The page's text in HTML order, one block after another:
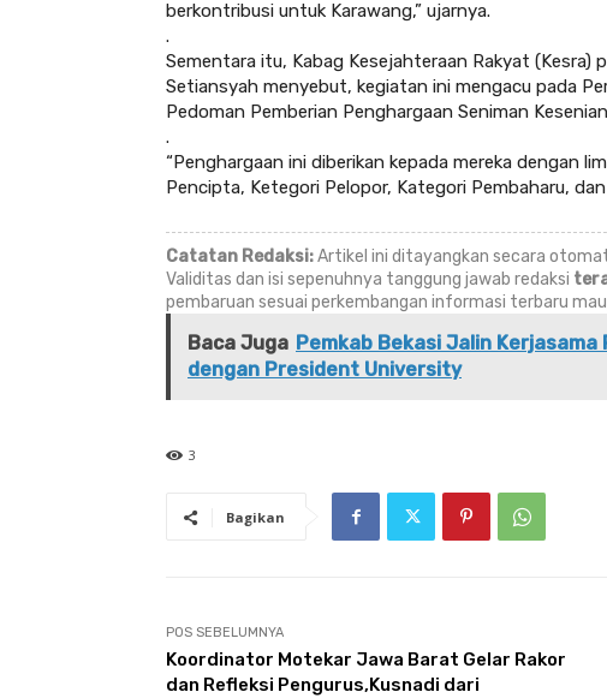
berkontribusi untuk Karawang,” ujarnya.
.
Sementara itu, Kabag Kesejahteraan Rakyat (Kesra)
Setiansyah menyebut, kegiatan ini mengacu pada
Pedoman Pemberian Penghargaan Seniman
.
“Penghargaan ini diberikan kepada mereka dengan
Pencipta, Ketegori Pelopor, Kategori Pembaharu,
Catatan Redaksi:Artikel ini ditayangkan secara
Validitas dan isi sepenuhnya tanggung jawab redaksi
pembaruan sesuai perkembangan informasi terbaru
Baca Juga Pemkab Bekasi Jalin
dengan President University
3
Bagikan
POS SEBELUMNYA
Koordinator Motekar Jawa Barat Gelar Rakor
dan Refleksi Pengurus,Kusnadi dari